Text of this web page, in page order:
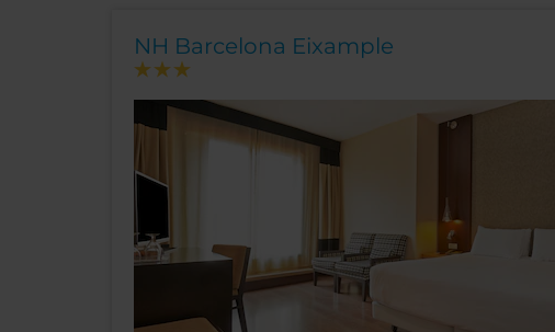
NH Barcelona Eixample